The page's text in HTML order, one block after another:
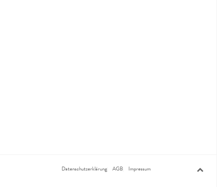
Datenschutzerklärung AGB Impressum